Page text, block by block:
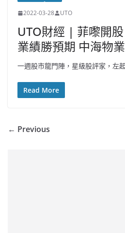
2022-03-28 UTO
UTO財經 | 菲嚟開
業績勝預期 中海物
一週股市龍門陣，星級股評家，左
Read More
← Previous